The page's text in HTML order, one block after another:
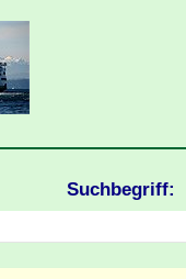
Suchbegriff: